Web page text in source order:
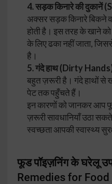
4. सड़क किनारे की
अक्सर सड़क किनारे बिकने
होती है। इस तरह के खाने
के लिए ढका नहीं जाता,
है।
5. गंदे हाथ (Dirty
बहुत ज़रूरी है। गंदे हाथों से
पेट तक पहुँचते हैं।
इन कारणों को जानकर आप
ज़रूरी सावधानियाँ उठा
स्वच्छता आपकी स्वास्थ्य
फूड पॉइज़निंग के घरेलू
Remedies for